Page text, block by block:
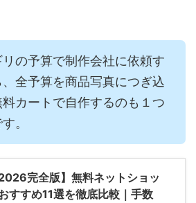
リの予算で制作会社に依頼す
、全予算を商品写真につぎ込
料カートで自作するのも１つ
。
2026完全版】無料ネットショッ
すすめ11選を徹底比較｜手数